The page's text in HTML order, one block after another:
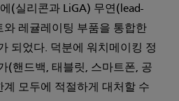
(실리콘과 LiGA) 무연(lead-
레귤레이팅 부품을 통합한
되었다. 덕분에 워치메이킹 정
(핸드백, 태블릿, 스마트폰, 공
모두에 적절하게 대처할 수